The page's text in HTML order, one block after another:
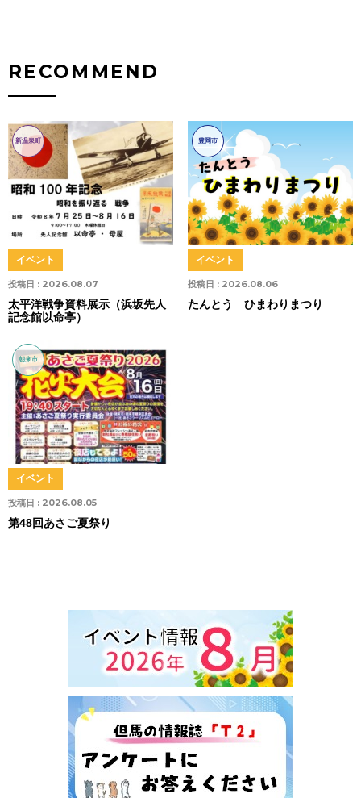
RECOMMEND
新温泉町
投稿日 : 2026.08.07
イベント
太平洋戦争資料展示（浜坂先人
記念館以命亭）
豊岡市
投稿日 : 2026.08.06
イベント
たんとう ひまわりまつり
朝来市
投稿日 : 2026.08.05
イベント
第48回あさご夏祭り